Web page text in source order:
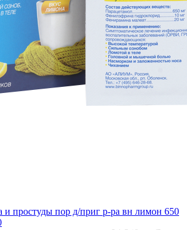
простуды пор д/приг р-ра вн лимон 650